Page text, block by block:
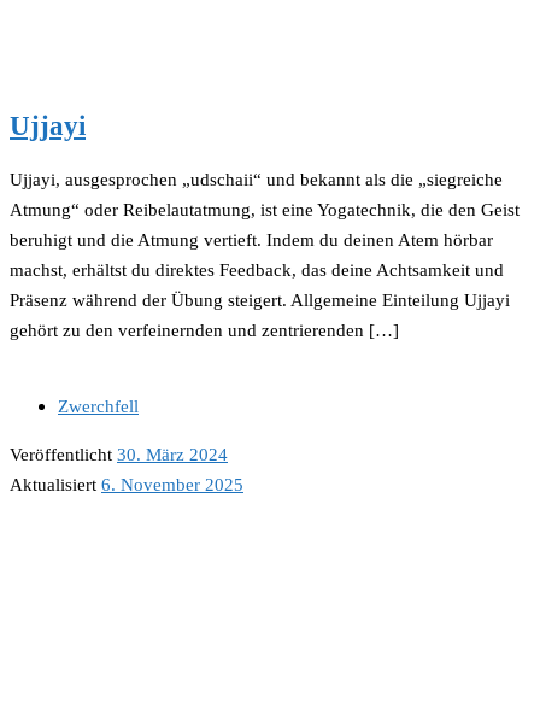
Ujjayi
Ujjayi, ausgesprochen „udschaii“ und bekannt als die „siegreiche
Atmung“ oder Reibelautatmung, ist eine Yogatechnik, die den Geist
beruhigt und die Atmung vertieft. Indem du deinen Atem hörbar
machst, erhältst du direktes Feedback, das deine Achtsamkeit und
Präsenz während der Übung steigert. Allgemeine Einteilung Ujjayi
gehört zu den verfeinernden und zentrierenden […]
Zwerchfell
Veröffentlicht 30. März 2024
Aktualisiert 6. November 2025